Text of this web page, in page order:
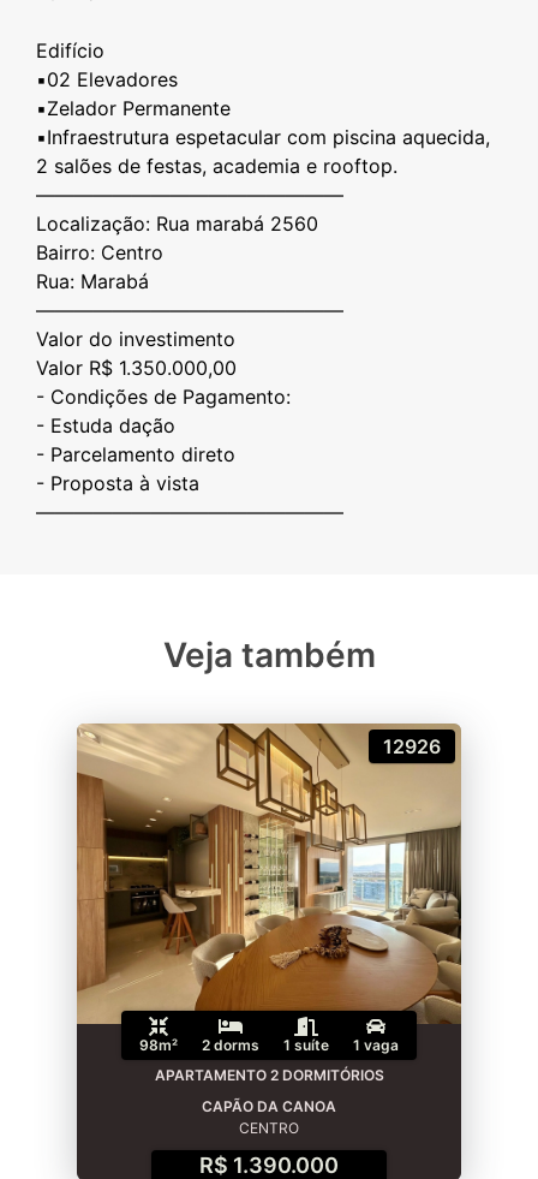
Edifício
▪️02 Elevadores
▪️Zelador Permanente
▪️Infraestrutura espetacular com piscina aquecida,
2 salões de festas, academia e rooftop.
————————————————
Localização: Rua marabá 2560
Bairro: Centro
Rua: Marabá
————————————————
Valor do investimento
Valor R$ 1.350.000,00
- Condições de Pagamento:
- Estuda dação
- ⁠Parcelamento direto
- ⁠Proposta à vista
Veja também
12926
98m² 2 dorms 1 suíte
1 vaga
APARTAMENTO 2 DORMITÓRIOS
CAPÃO DA CANOA
CENTRO
R$ 1.390.000